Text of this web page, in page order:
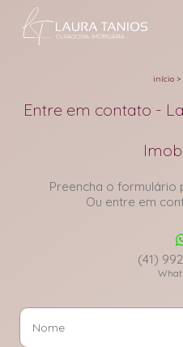
início>
Entre em contato -
Preencha o
Ou entre em
(41)